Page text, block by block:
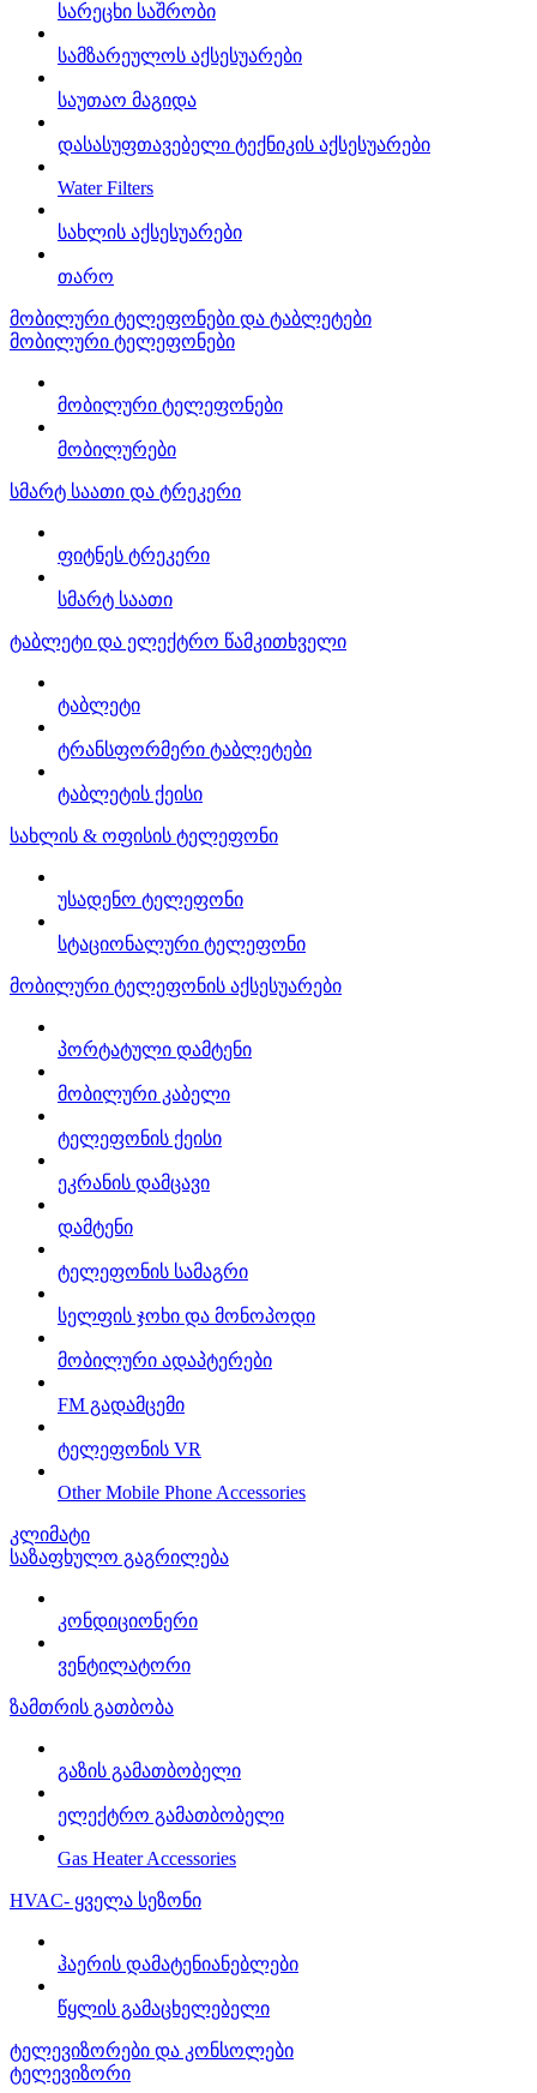
სარეცხი საშრობი
სამზარეულოს აქსესუარები
საუთაო მაგიდა
დასასუფთავებელი ტექნიკის აქსესუარები
Water Filters
სახლის აქსესუარები
თარო
მობილური ტელეფონები და ტაბლეტები
მობილური ტელეფონები
მობილური ტელეფონები
მობილურები
სმარტ საათი და ტრეკერი
ფიტნეს ტრეკერი
სმარტ საათი
ტაბლეტი და ელექტრო წამკითხველი
ტაბლეტი
ტრანსფორმერი ტაბლეტები
ტაბლეტის ქეისი
სახლის & ოფისის ტელეფონი
უსადენო ტელეფონი
სტაციონალური ტელეფონი
მობილური ტელეფონის აქსესუარები
პორტატული დამტენი
მობილური კაბელი
ტელეფონის ქეისი
ეკრანის დამცავი
დამტენი
ტელეფონის სამაგრი
სელფის ჯოხი და მონოპოდი
მობილური ადაპტერები
FM გადამცემი
ტელეფონის VR
Other Mobile Phone Accessories
კლიმატი
საზაფხულო გაგრილება
კონდიციონერი
ვენტილატორი
ზამთრის გათბობა
გაზის გამათბობელი
ელექტრო გამათბობელი
Gas Heater Accessories
HVAC- ყველა სეზონი
ჰაერის დამატენიანებლები
წყლის გამაცხელებელი
ტელევიზორები და კონსოლები
ტელევიზორი